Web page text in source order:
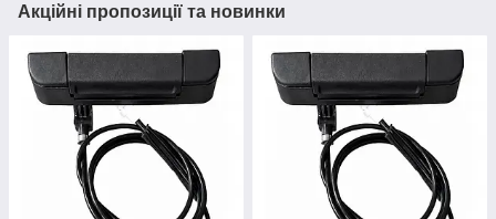
Акційні пропозиції та новинки